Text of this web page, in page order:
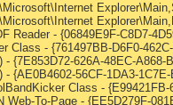
Reader - {06849E9F-C8D7-
Class - {761497BB-D6F0-
- {7E853D72-626A-48EC-A868-
- {AE0B4602-56CF-1DA3-
Class -
Web-To-Page - {EE5D279F-